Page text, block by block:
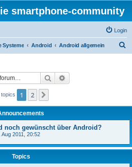
smartphone-community
Login
Systeme Android Android allgemein
Search
topics 1 2
noch gewünscht über Android?
Aug 2011, 20:52
Topics